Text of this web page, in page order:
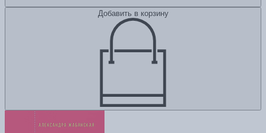
Добавить в корзину